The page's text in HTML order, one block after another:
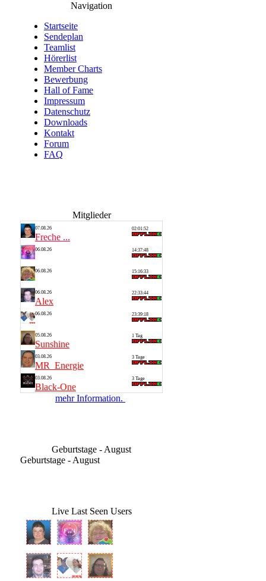
Navigation
Startseite
Sendeplan
Teamlist
Hörerlist
Member Charts
Bewerbung
Hall of Fame
Impressum
Datenschutz
Downloads
Kontakt
Forum
FAQ
Mitglieder
07.08.26
Freche ...
02:01:52
06.08.26 14:37:48
06.08.26 15:16:33
06.08.26
Alex
22:33:44
06.08.26 23:39:18
05.08.26
Sunshine
1 Tag
03.08.26
MR_Energie
3 Tage
03.08.26
Black-One
3 Tage
mehr Information.
Geburtstage - August
Geburtstage - August
Live Last Seen Users